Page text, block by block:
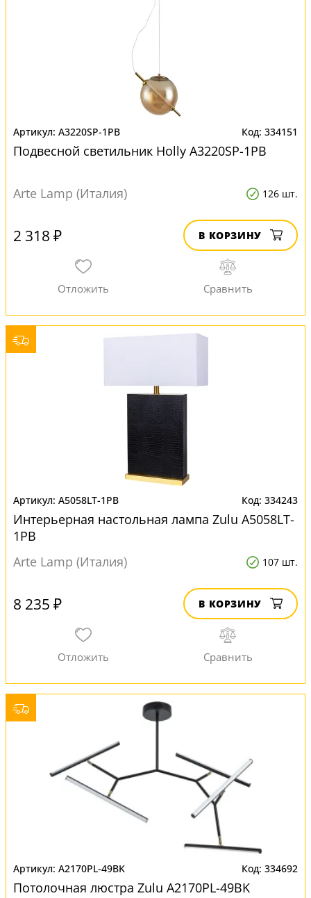
A3220SP-1PB 334151
Подвесной светильник Нolly A3220SP-1PB
Arte Lamp (Италия) 126 шт.
2 318 ₽ В КОРЗИНУ
A5058LT-1PB 334243
Интерьерная настольная лампа Zulu A5058LT-
1PB
Arte Lamp (Италия)
107 шт.
8 235 ₽ В КОРЗИНУ
A2170PL-49BK 334692
Потолочная люстра Zulu A2170PL-49BK